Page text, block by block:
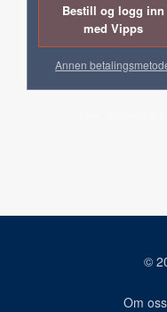
Bestill og logg inn
med Vipps
Annen
©
Om oss